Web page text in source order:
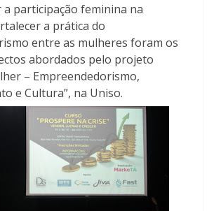
a participação feminina na
a prática do
entre as mulheres foram os
abordados pelo projeto
– Empreendedorismo,
e Cultura”, na Uniso.